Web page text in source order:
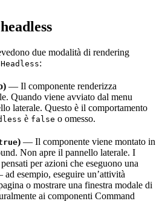
due modalità di rendering
:
— Il componente renderizza
Quando viene avviato dal menu
laterale. Questo è il comportamento
è false o omesso.
) — Il componente viene montato in
Non apre il pannello laterale. I
per azioni che eseguono una
esempio, eseguire un’attività
o mostrare una finestra modale di
ai componenti Command